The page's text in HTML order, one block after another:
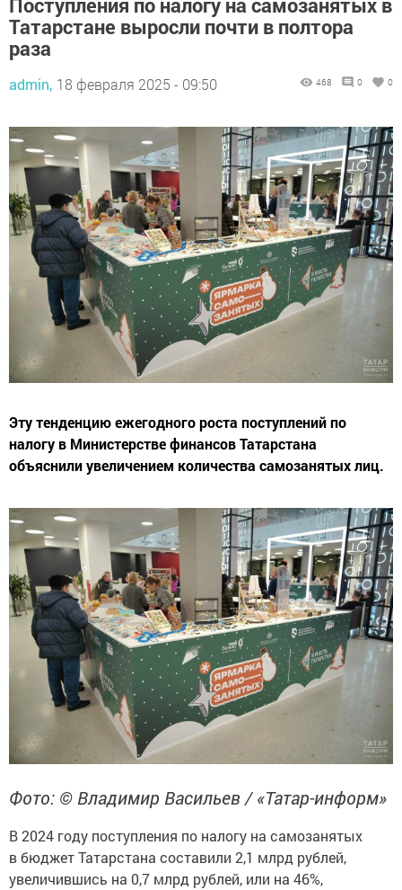
Татарстане выросли почти в полтора
раза
admin, 18 февраля 2025 - 09:50 468 0 0
Эту тенденцию ежегодного роста поступлений по
налогу в Министерстве финансов Татарстана
объяснили увеличением количества самозанятых лиц.
Фото: © Владимир Васильев / «Татар-информ»
В 2024 году поступления по налогу на самозанятых
в бюджет Татарстана составили 2,1 млрд рублей,
увеличившись на 0,7 млрд рублей, или на 46%,